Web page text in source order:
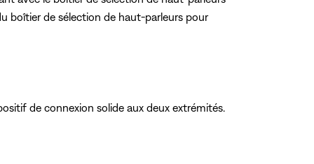
boîtier de sélection de haut-parleurs pour
de connexion solide aux deux extrémités.